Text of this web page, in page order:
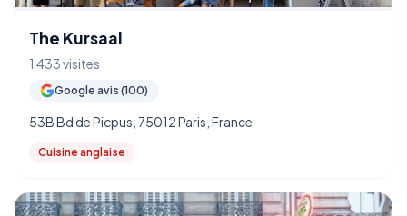
The Kursaal
1 433 visites
Google avis (100)
53B Bd de Picpus, 75012 Paris, France
Cuisine anglaise